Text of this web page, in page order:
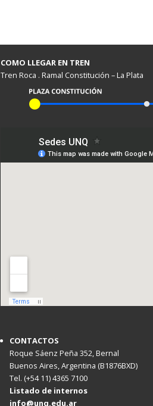
COMO LLEGAR EN TREN
Tren Roca . Ramal Constitución – La Plata
CONTACTOS
Roque Sáenz Peña 352, Bernal
Buenos Aires, Argentina (B1876BXD)
Tel. (+54 11) 4365 7100
Listado de internos
info@unq.edu.ar